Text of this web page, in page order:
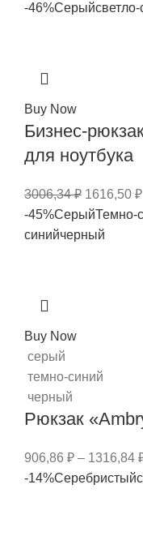
-46%Серый
Buy Now
Бизнес-
для ноутбука
3006,34₽ 1616,50 ₽
-45%СерыйТемно-
синийчерный
Buy Now
серый
темно-синий
черный
Рюкзак
906,86 ₽ – 1316,84
-14%Серебристый